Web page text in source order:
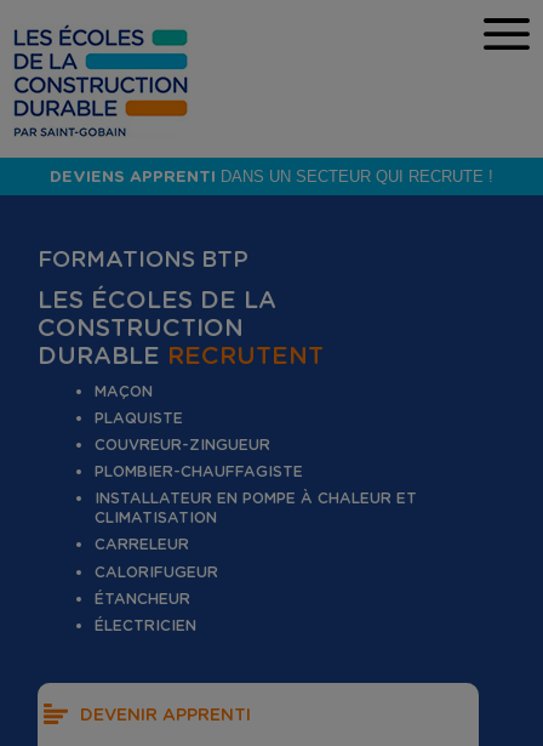
a
DEVIENS APPRENTI DANS UN SECTEUR QUI RECRUTE !
FORMATIONS BTP
LES ÉCOLES DE LA
CONSTRUCTION
DURABLE RECRUTENT
MAÇON
PLAQUISTE
COUVREUR-ZINGUEUR
PLOMBIER-CHAUFFAGISTE
INSTALLATEUR EN POMPE À CHALEUR ET
CLIMATISATION
CARRELEUR
CALORIFUGEUR
ÉTANCHEUR
ÉLECTRICIEN
DEVENIR APPRENTI